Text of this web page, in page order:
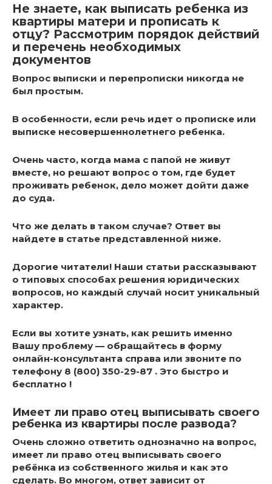
Не знаете, как выписать ребенка из
квартиры матери и прописать к
отцу? Рассмотрим порядок действий
и перечень необходимых
документов
Вопрос выписки и перепрописки никогда не
был простым.
В особенности, если речь идет о прописке или
выписке несовершеннолетнего ребенка.
Очень часто, когда мама с папой не живут
вместе, но решают вопрос о том, где будет
проживать ребенок, дело может дойти даже
до суда.
Что же делать в таком случае? Ответ вы
найдете в статье представленной ниже.
Дорогие читатели! Наши статьи рассказывают
о типовых способах решения юридических
вопросов, но каждый случай носит уникальный
характер.
Если вы хотите узнать, как решить именно
Вашу проблему — обращайтесь в форму
онлайн-консультанта справа или звоните по
телефону 8 (800) 350-29-87 . Это быстро и
бесплатно !
Имеет ли право отец выписывать своего
ребенка из квартиры после развода?
Очень сложно ответить однозначно на вопрос,
имеет ли право отец выписывать своего
ребёнка из собственного жилья и как это
сделать. Во многом, ответ зависит от